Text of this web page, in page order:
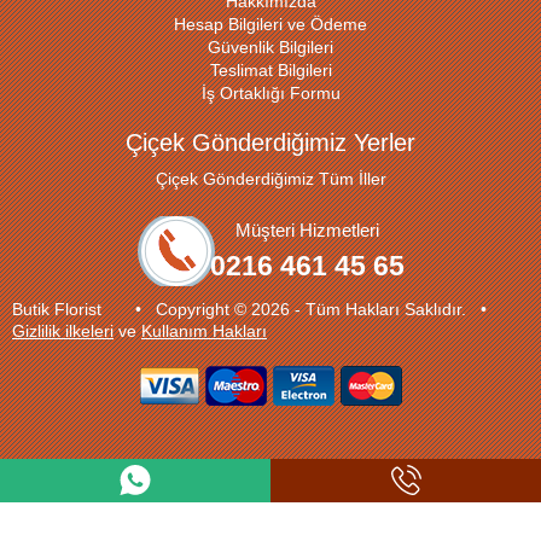
Hesap Bilgileri ve Ödeme
Güvenlik Bilgileri
Teslimat Bilgileri
İş Ortaklığı Formu
Çiçek Gönderdiğimiz Yerler
Çiçek Gönderdiğimiz Tüm İller
Müşteri Hizmetleri
0216 461 45 65
Butik Florist • Copyright © 2026 - Tüm Hakları Saklıdır. •
Gizlilik ilkeleriveKullanım Hakları